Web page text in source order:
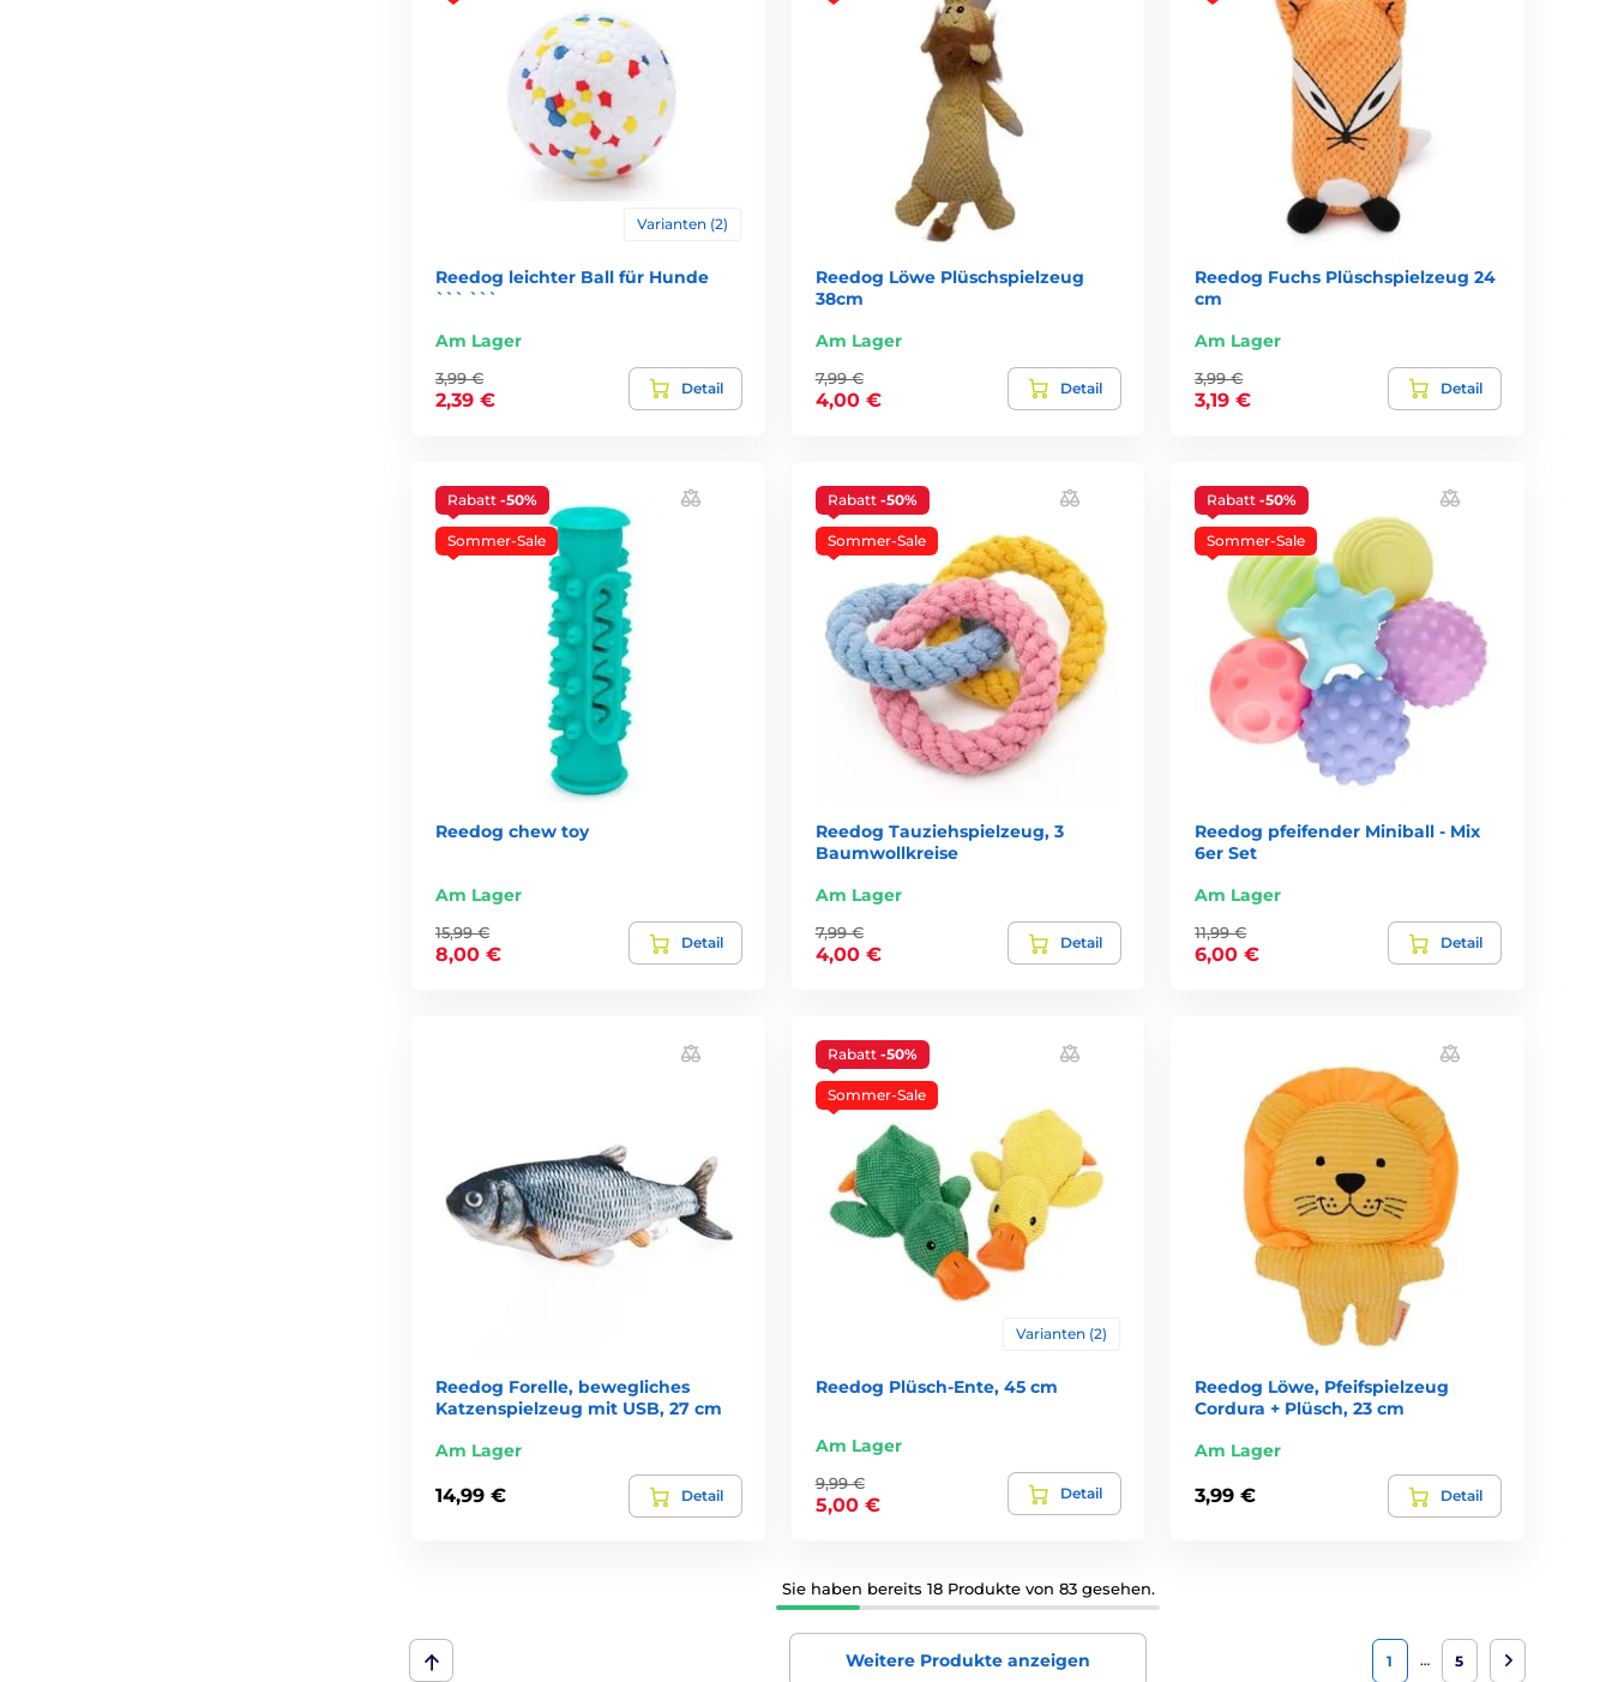
Varianten (2)
Reedog leichter Ball für Hunde
``` ```
Am Lager
3,99 €
2,39 €
Detail
Reedog Löwe Plüschspielzeug
38cm
Am Lager
7,99 €
4,00 €
Detail
Reedog Fuchs Plüschspielzeug 24
cm
Am Lager
3,99 €
3,19 €
Detail
Rabatt -50%
Sommer-Sale
Reedog chew toy
Am Lager
15,99 €
8,00 €
Detail
Rabatt -50%
Sommer-Sale
Reedog Tauziehspielzeug, 3
Baumwollkreise
Am Lager
7,99 €
4,00 €
Detail
Rabatt-50%
Sommer-Sale
Reedog pfeifender Miniball - Mix
6er Set
Am Lager
11,99 €
6,00 €
Detail
Reedog Forelle, bewegliches
Katzenspielzeug mit USB, 27 cm
Am Lager
14,99 € Detail
Rabatt -50%
Sommer-Sale
Varianten (2)
Reedog Plüsch-Ente, 45 cm
Am Lager
9,99 €
5,00 €
Detail
Reedog Löwe, Pfeifspielzeug
Cordura + Plüsch, 23 cm
Am Lager
3,99 € Detail
Sie haben bereits 18 Produkte von 83 gesehen.
Weitere Produkte anzeigen 1 … 5